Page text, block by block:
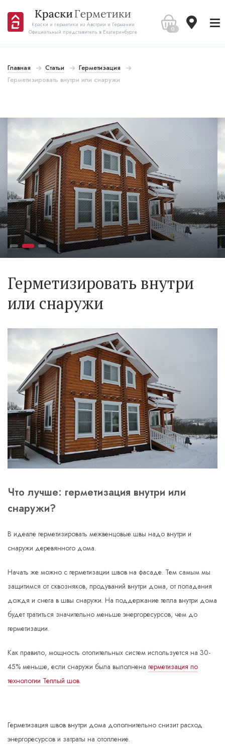
Краски и герметики из Австрии и Германии
Официальный представитель в Екатеринбурге
0
Главная Статьи
Герметизация
Герметизировать внутри или снаружи
Герметизировать внутри
или снаружи
Что лучше: герметизация внутри или
снаружи?
В идеале герметизировать межвенцовые швы надо внутри и
снаружи деревянного дома.
Начать же можно с герметизации швов на фасаде. Тем самым мы
защитимся от сквозняков, продуваний внутри дома, от попадания
дождя и снега в швы снаружи. На поддержание тепла внутри дома
будет тратиться значительно меньше энергоресурсов, чем до
герметизации.
Как правило, мощность отопительных систем используется на 30-
45% меньше, если снаружи была выполнена герметизация по
технологии Теплый шов.
Герметизация швов внутри дома дополнительно снизит расход
энергоресурсов и затраты на отопление.